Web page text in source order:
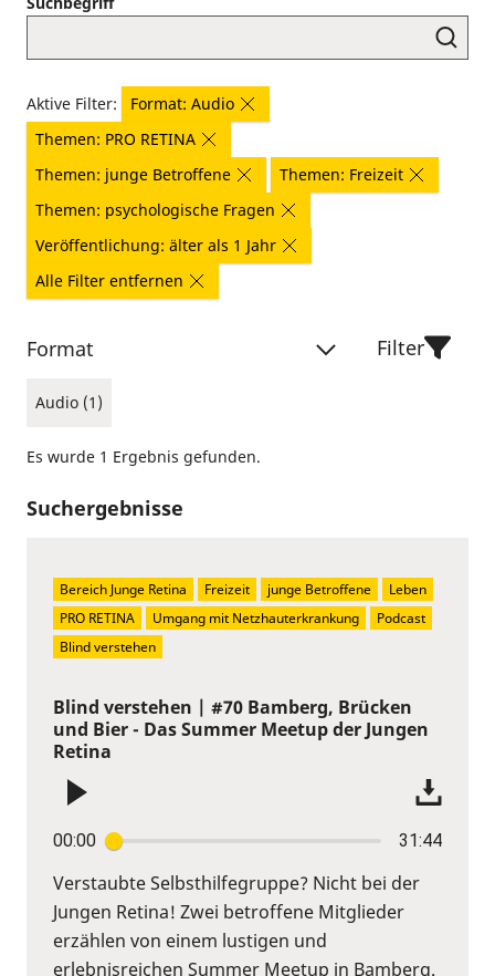
Aktive Filter:
Format: Audio
Themen: PRO RETINA
Themen: junge Betroffene
Themen: Freizeit
Themen: psychologische Fragen
Veröffentlichung: älter als 1 Jahr
Alle Filter entfernen
Format
Audio (1)
Filter
Es wurde 1 Ergebnis gefunden.
Suchergebnisse
Blind verstehen | #70 Bamberg, Brücken
und Bier - Das Summer Meetup der Jungen
Retina
00:00 31:44
Verstaubte Selbsthilfegruppe? Nicht bei der
Jungen Retina! Zwei betroffene Mitglieder
erzählen von einem lustigen und
erlebnisreichen Summer Meetup in Bamberg.
Bereich Junge Retina Freizeit junge Betroffene
Leben
PRO RETINA
Umgang mit Netzhauterkrankung
Podcast
Blind verstehen